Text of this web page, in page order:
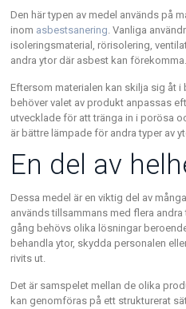
Den här typen av medel används på
inom asbestsanering. Vanliga
isoleringsmaterial, rörisolering,
andra ytor där asbest kan förekomma.
Eftersom materialen kan skilja sig åt
behöver valet av produkt anpassas
utvecklade för att tränga in i porösa
är bättre lämpade för andra typer av
En del av
Dessa medel är en viktig del av
används tillsammans med flera
gång behövs olika lösningar
behandla ytor, skydda personalen
rivits ut.
Det är samspelet mellan de olika
kan genomföras på ett strukturerat